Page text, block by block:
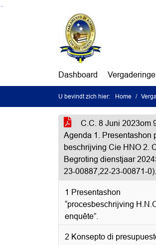
Ga naar de inhoud van deze pagina
Dashboard
U bevindt zich hier: Home
C.C. 8 Juni 2023om
Agenda 1. Presentashon
beschrijving Cie HNO 2.
Begroting dienstjaar
23-00887,22-23-00871-
1 Presentashon
“procesbeschrijving
enquête”.
2 Konsepto di